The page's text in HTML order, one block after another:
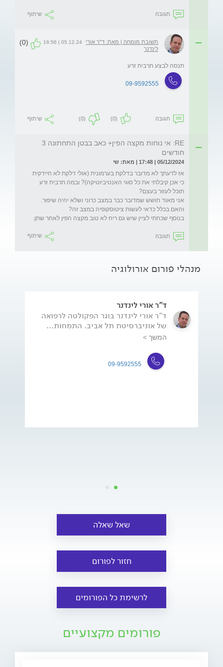
תגובה שיתוף
תשובת מומחה | מאת: ד"ר אורי
לינדנר
05.12.24 | 16:56
(0)
תנסה לבצע תרבית זרע
09-9592555
תגובה (0)
(0) שיתוף
RE: אי נוחות מקצה הפין+ כאב בבטן התחתונה 3
חודשים
05/12/2024 | 17:48 | מאת: שי
אז לדעתך לא מדובר בדלקת בערמונית (אולי דלקת לא חיידקית
כי אכן קיבלתי את כל סוגי האנטיביוטיקה)? ובמה תרבית זרע
בנוסף שכחתי לציין שיש גם ריח לא טוב מקצה הפין לאחר שתן.
תגובה שיתוף
מנהלי פורום אורולוגיה
ד"ר אורי לינדנר
ד"ר אורי לינדנר בוגר הפקולטה לרפואה
של אוניברסיטת תל אביב. התמחות...
המשך >
09-9592555
שאל שאלה
חזור לפורום
לרשימת כל הפורומים
פורומים מקצועיים